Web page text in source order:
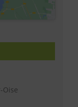
Oise